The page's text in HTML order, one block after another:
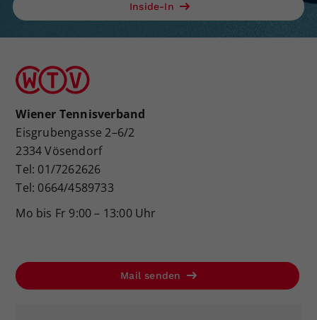
Inside-In
Wiener Tennisverband
Eisgrubengasse 2–6/2
2334 Vösendorf
Tel: 01/7262626
Tel: 0664/4589733
Mo bis Fr 9:00 – 13:00 Uhr
Mail senden